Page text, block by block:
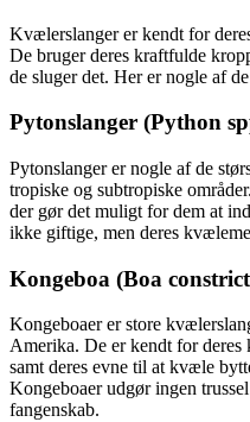
Kvælerslanger er kendt for
De bruger deres kraftfulde
de sluger det. Her er nogle af
Pytonslanger (Python
Pytonslanger er nogle af de
tropiske og subtropiske
der gør det muligt for dem at
ikke giftige, men deres
Kongeboa (Boa
Kongeboaer er store
Amerika. De er kendt for deres
samt deres evne til at kvæle
Kongeboaer udgør ingen
fangenskab.